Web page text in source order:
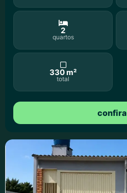
2
quartos
330 m²
total
confira